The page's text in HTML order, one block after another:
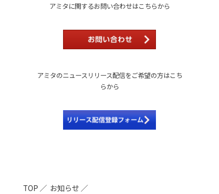
アミタに関するお問い合わせはこちらから
アミタのニュースリリース配信をご希望の方はこち
らから
TOP
お知らせ